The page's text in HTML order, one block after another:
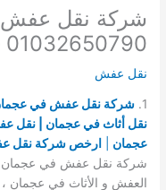
شركة نقل عفش
01032650790 – خصم 40 %
نقل عفش
1. شركة نقل عفش في
نقل أثاث في عجمان |
عجمان
ارخص شركة نقل
شركة نقل عفش في عجمان